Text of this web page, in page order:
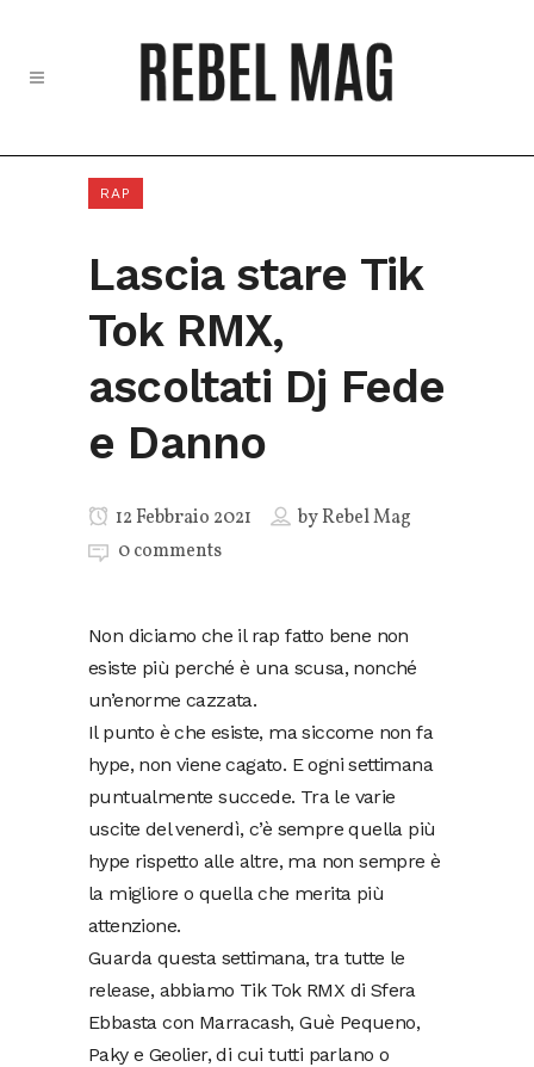
RAP
Lascia stare Tik
Tok RMX,
ascoltati Dj Fede
e Danno
12 Febbraio 2021 byRebel Mag
0 comments
Non diciamo che il rap fatto bene non
esiste più perché è una scusa, nonché
un’enorme cazzata.
Il punto è che esiste, ma siccome non fa
hype, non viene cagato. E ogni settimana
puntualmente succede. Tra le varie
uscite del venerdì, c’è sempre quella più
hype rispetto alle altre, ma non sempre è
la migliore o quella che merita più
attenzione.
Guarda questa settimana, tra tutte le
release, abbiamo Tik Tok RMX di Sfera
Ebbasta con Marracash, Guè Pequeno,
Paky e Geolier, di cui tutti parlano o